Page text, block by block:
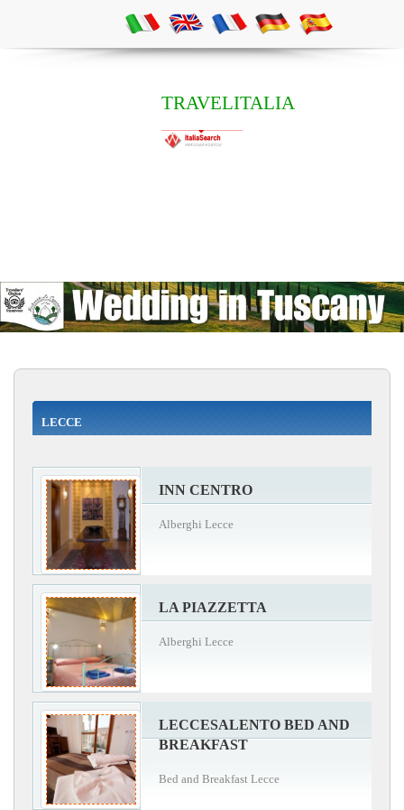
TRAVELITALIA
LECCE
INN CENTRO
Alberghi Lecce
LA PIAZZETTA
Alberghi Lecce
LECCESALENTO BED AND
BREAKFAST
Bed and Breakfast Lecce